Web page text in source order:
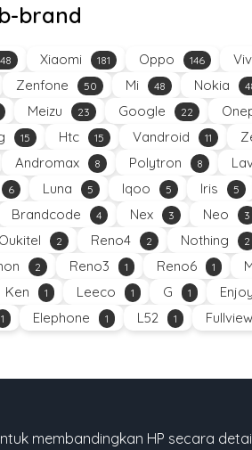
brand
Xiaomi 181 Oppo 146
Zenfone 50 Mi 48 Nokia
Meizu 23 Google 22
15 Htc 15 Vandroid 11
Andromax 8 Polytron 8
6 Luna 5 Iqoo 5 Iris 5
Brandcode 4 Nex 3 Neo 3
Oukitel 2 Reno4 2 Nothing 2
2 Reno3 1 Reno6 1
Ken 1 Leeco 1 G 1 Enjoy
1 Elephone 1 L52 1 Fullview
membandingkan HP secara